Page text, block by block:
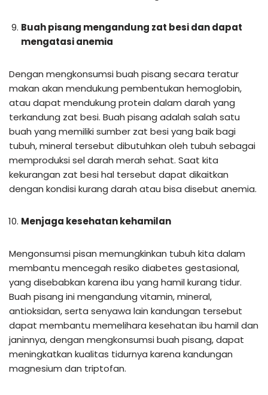
Buah pisang mengandung zat besi dan dapat
mengatasi anemia
Dengan mengkonsumsi buah pisang secara teratur
makan akan mendukung pembentukan hemoglobin,
atau dapat mendukung protein dalam darah yang
terkandung zat besi. Buah pisang adalah salah satu
buah yang memiliki sumber zat besi yang baik bagi
tubuh, mineral tersebut dibutuhkan oleh tubuh sebagai
memproduksi sel darah merah sehat. Saat kita
kekurangan zat besi hal tersebut dapat dikaitkan
dengan kondisi kurang darah atau bisa disebut anemia.
Menjaga kesehatan kehamilan
Mengonsumsi pisan memungkinkan tubuh kita dalam
membantu mencegah resiko diabetes gestasional,
yang disebabkan karena ibu yang hamil kurang tidur.
Buah pisang ini mengandung vitamin, mineral,
antioksidan, serta senyawa lain kandungan tersebut
dapat membantu memelihara kesehatan ibu hamil dan
janinnya, dengan mengkonsumsi buah pisang, dapat
meningkatkan kualitas tidurnya karena kandungan
magnesium dan triptofan.